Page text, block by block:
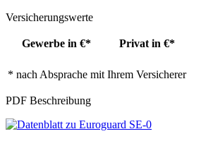
Versicherungswerte
Gewerbe in €* Privat in €*
* nach Absprache mit Ihrem Versicherer
PDF Beschreibung